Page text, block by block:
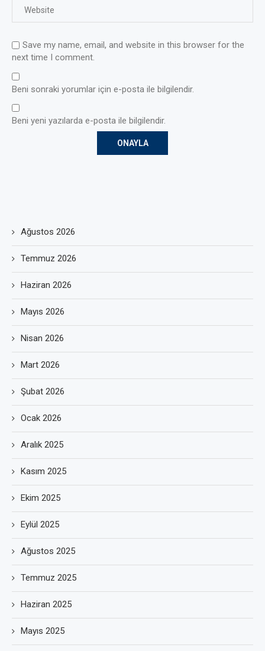
Save my name, email, and website in this browser for the
next time I comment.
Beni sonraki yorumlar için e-posta ile bilgilendir.
Beni yeni yazılarda e-posta ile bilgilendir.
Ağustos 2026
Temmuz 2026
Haziran 2026
Mayıs 2026
Nisan 2026
Mart 2026
Şubat 2026
Ocak 2026
Aralık 2025
Kasım 2025
Ekim 2025
Eylül 2025
Ağustos 2025
Temmuz 2025
Haziran 2025
Mayıs 2025